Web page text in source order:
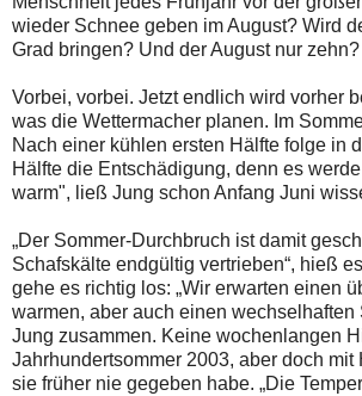
wieder Schnee geben im August? Wird
Grad bringen? Und der August nur zehn?
Vorbei, vorbei. Jetzt endlich wird vorher
was die Wettermacher planen. Im
Nach einer kühlen ersten Hälfte folge in
Hälfte die Entschädigung, denn es
warm", ließ Jung schon Anfang Juni
„Der Sommer-Durchbruch ist damit
Schafskälte endgültig vertrieben“, hieß
gehe es richtig los: „Wir erwarten einen
warmen, aber auch einen wechselhaften
Jung zusammen. Keine wochenlangen
Jahrhundertsommer 2003, aber doch mit
sie früher nie gegeben habe. „Die